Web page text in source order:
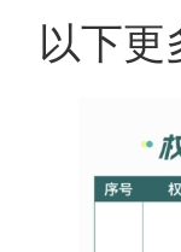
以下更